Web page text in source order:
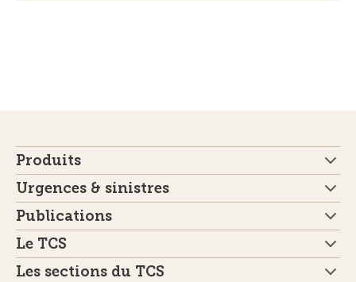
Produits
Urgences & sinistres
Publications
Le TCS
Les sections du TCS